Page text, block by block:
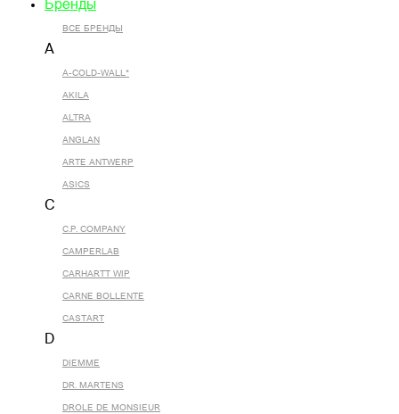
Бренды
ВСЕ БРЕНДЫ
A
A-COLD-WALL*
AKILA
ALTRA
ANGLAN
ARTE ANTWERP
ASICS
C
C.P. COMPANY
CAMPERLAB
CARHARTT WIP
CARNE BOLLENTE
CASTART
D
DIEMME
DR. MARTENS
DROLE DE MONSIEUR